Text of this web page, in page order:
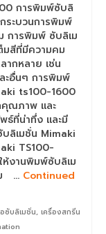
1.9m
F7270
F9430
F530
การพิมพ์ซับลิ
ระบวนการพิมพ์
การพิมพ์ ซับลิเม
มสีที่มีความคม
กหลาย เช่น
ะอื่นๆ การพิมพ์
ts100-1600
คุณภาพ และ
ธ์ที่น่าทึ่ง และมี
ลิเมชั่น Mimaki
TS100-
งานพิมพ์ซับลิเม
ม … Continued
ซับลิเมชั่น, เครื่องสกรีน